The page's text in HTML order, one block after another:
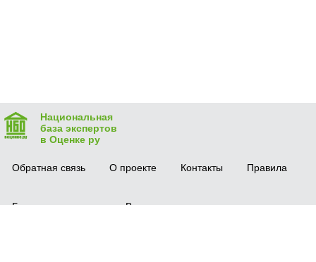
Национальная
база экспертов
в Оценке ру
Обратная связь О проекте Контакты Правила
Безопасная сделка Вопрос-ответ